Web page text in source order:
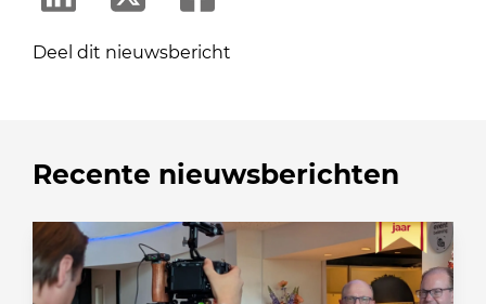
Deel dit nieuwsbericht
Recente nieuwsberichten